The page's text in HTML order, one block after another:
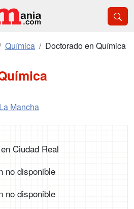
Química Doctorado en Química
Mancha
Ciudad Real
no disponible
no disponible